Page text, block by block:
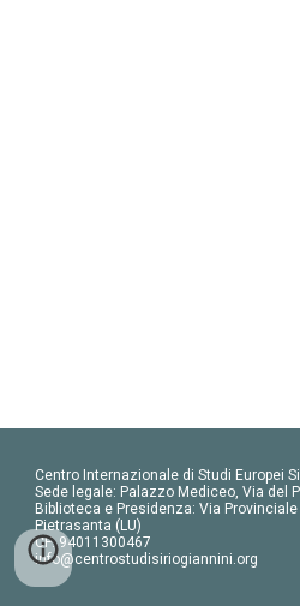
Centro Internazionale di Studi Europei
Sede legale: Palazzo Mediceo, Via del
Biblioteca e Presidenza: Via
Pietrasanta (LU)
CF: 94011300467
info@centrostudisiriogiannini.org